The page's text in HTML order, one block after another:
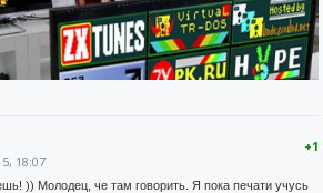
+1
18:07
)) Молодец, че там говорить. Я пока печати учусь